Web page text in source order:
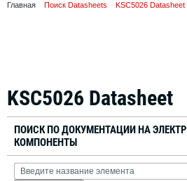
Главная Поиск Datasheets KSC5026 Datasheet
KSC5026 Datasheet
ПОИСК ПО ДОКУМЕНТАЦИИ НА
КОМПОНЕНТЫ